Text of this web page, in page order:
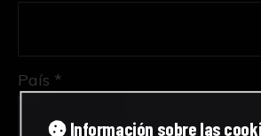
País *
Información sobre las